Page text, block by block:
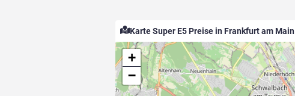
Karte Super E5 Preise in Frankfurt am Main
+
−